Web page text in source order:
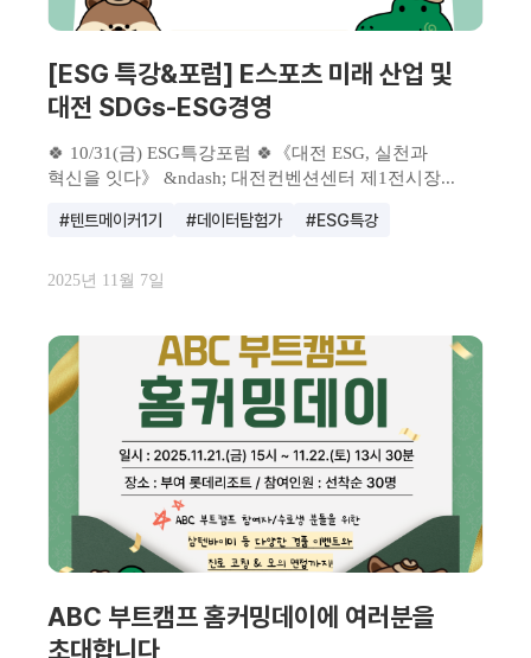
[ESG 특강&포럼] E스포츠 미래 산업 및
대전 SDGs-ESG경영
🍀 10/31(금) ESG특강포럼 🍀《대전 ESG, 실천과
혁신을 잇다》 &ndash; 대전컨벤션센터 제1전시장...
#텐트메이커1기 #데이터탐험가 #ESG특강
2025년 11월 7일
ABC 부트캠프 홈커밍데이에 여러분을
초대합니다